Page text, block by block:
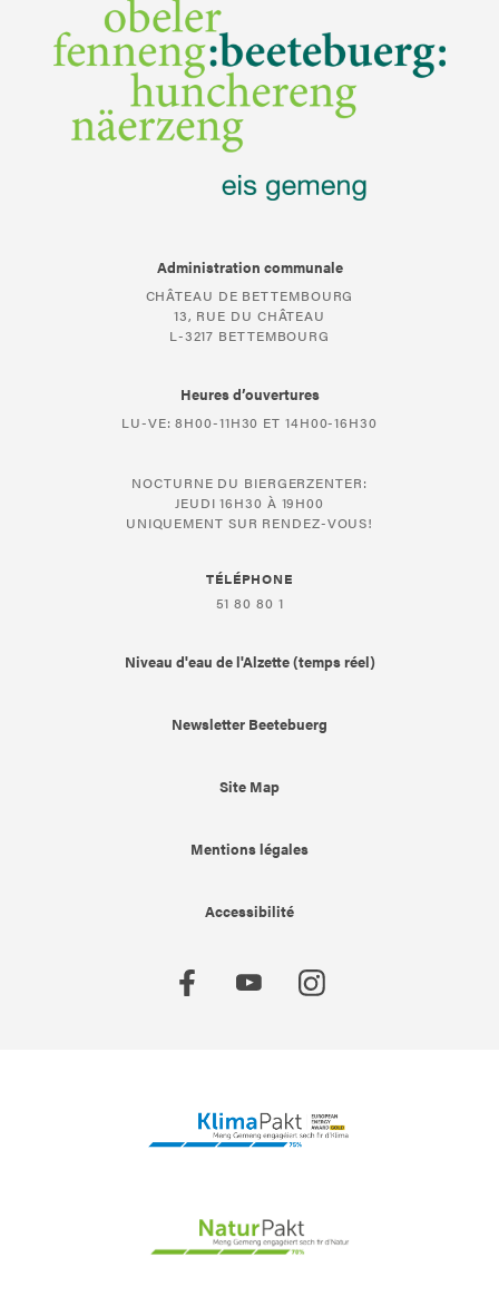
Administration communale
CHÂTEAU DE BETTEMBOURG
13, RUE DU CHÂTEAU
L-3217 BETTEMBOURG
Heures d’ouvertures
LU-VE: 8H00-11H30 ET 14H00-16H30
NOCTURNE DU BIERGERZENTER:
JEUDI 16H30 À 19H00
UNIQUEMENT SUR RENDEZ-VOUS!
TÉLÉPHONE
51 80 80 1
Niveau d'eau de l'Alzette (temps réel)
Newsletter Beetebuerg
Site Map
Mentions légales
Accessibilité